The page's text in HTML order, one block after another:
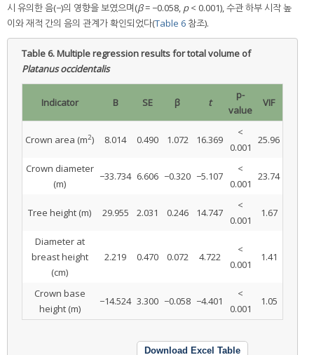
시 유의한 음(−)의 영향을 보였으며(β= −0.058, p< 0.001), 수관 하부 시작 높
이와 재적 간의 음의 관계가 확인되었다(Table 6 참조).
Table 6.Multiple regression results for total volume of
Platanus occidentalis
Indicator B SE β t
p-
value
VIF
Crown area (m2) 8.014 0.490 1.072 16.369
<
0.001
25.96
Crown diameter
(m)
−33.734 6.606 −0.320 −5.107
<
0.001
23.74
Tree height (m) 29.955 2.031 0.246 14.747
<
0.001
1.67
Diameter at
breast height
(cm)
2.219 0.470 0.072 4.722
<
0.001
1.41
Crown base
height (m)
−14.524 3.300 −0.058 −4.401
<
0.001
1.05
Download Excel Table